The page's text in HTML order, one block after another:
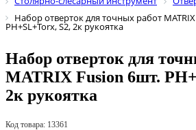
Набор отверток для точных работ
PH+SL+Torx, S2, 2к рукоятка
Набор отверток для
MATRIX Fusion 6шт.
2к рукоятка
Код товара: 13361